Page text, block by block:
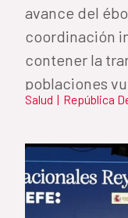
avance del
coordinación
contener la
poblaciones
Salud | República